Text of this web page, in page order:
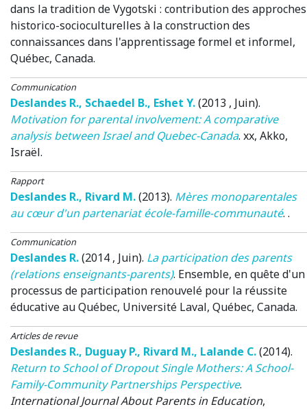
dans la tradition de Vygotski : contribution des approches
historico-socioculturelles à la construction des
connaissances dans l'apprentissage formel et informel,
Québec, Canada.
Communication
Deslandes R., Schaedel B., Eshet Y.(2013 , Juin).
Motivation for parental involvement: A comparative
analysis between Israel and Quebec-Canada. xx, Akko,
Israël.
Rapport
Deslandes R., Rivard M.(2013). Mères monoparentales
au cœur d'un partenariat école-famille-communauté. .
Communication
Deslandes R.(2014 , Juin). La participation des parents
(relations enseignants-parents). Ensemble, en quête d'un
processus de participation renouvelé pour la réussite
éducative au Québec, Université Laval, Québec, Canada.
Articles de revue
Deslandes R., Duguay P., Rivard M., Lalande C.(2014).
Return to School of Dropout Single Mothers: A School-
Family-Community Partnerships Perspective.
International Journal About Parents in Education,